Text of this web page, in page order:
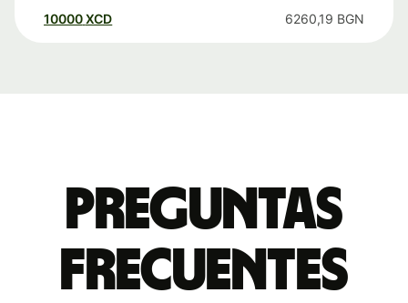
10000 XCD 6260,19 BGN
Preguntas
frecuentes